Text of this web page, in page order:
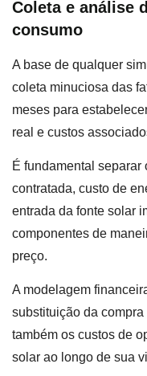
Coleta e análise
consumo
A base de qualquer
coleta minuciosa das
meses para
real e custos
É fundamental separar
contratada, custo de
entrada da fonte solar
componentes de
preço.
A modelagem
substituição da
também os custos de
solar ao longo de sua